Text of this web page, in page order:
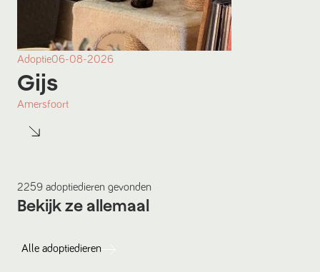
Adoptie06-08-2026
Gijs
Amersfoort
2259 adoptiedieren gevonden
Bekijk ze allemaal
Alle adoptiedieren